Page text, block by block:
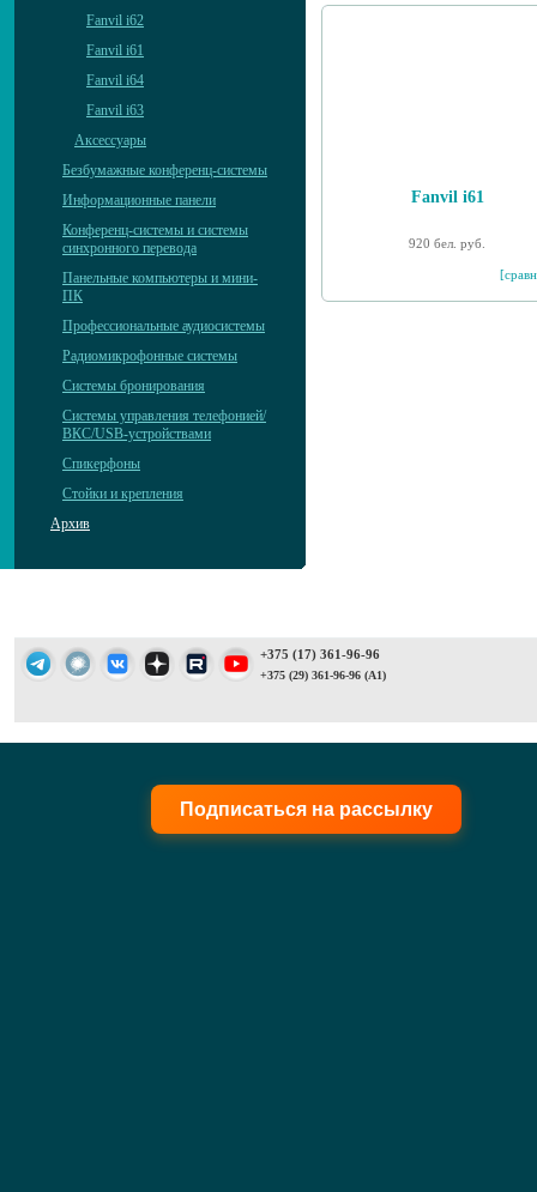
Fanvil i62
Fanvil i61
Fanvil i64
Fanvil i63
Аксессуары
Безбумажные конференц-системы
Информационные панели
Конференц-системы и системы
синхронного перевода
Панельные компьютеры и мини-
ПК
Профессиональные аудиосистемы
Радиомикрофонные системы
Системы бронирования
Системы управления телефонией/
ВКС/USB-устройствами
Спикерфоны
Стойки и крепления
Архив
Fanvil i61
920 бел. руб.
+375 (17) 361-96-96
+375 (29) 361-96-96 (A1)
Подписаться на рассылку